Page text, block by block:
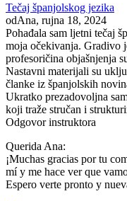
Tečaj španjolskog jezika
odAna, rujna 18, 2024
Pohađala sam ljetni tečaj
moja očekivanja. Gradivo
profesoričina objašnjenja
Nastavni materijali su
članke iz španjolskih
Ukratko prezadovoljna
koji traže stručan i
Odgovor instruktora
Querida Ana:
¡Muchas gracias por tu
mí y me hace ver que
Espero verte pronto y